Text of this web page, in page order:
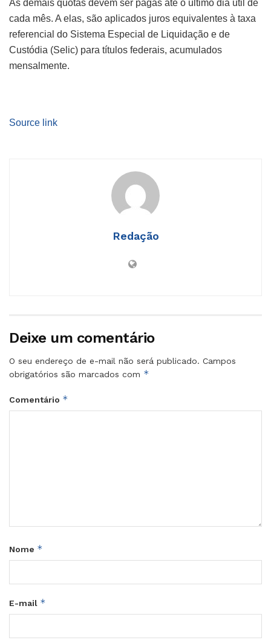
As demais quotas devem ser pagas até o último dia útil de
cada mês. A elas, são aplicados juros equivalentes à taxa
referencial do Sistema Especial de Liquidação e de
Custódia (Selic) para títulos federais, acumulados
mensalmente.
Source link
Redação
Deixe um comentário
O seu endereço de e-mail não será publicado. Campos
obrigatórios são marcados com *
Comentário *
Nome *
E-mail *